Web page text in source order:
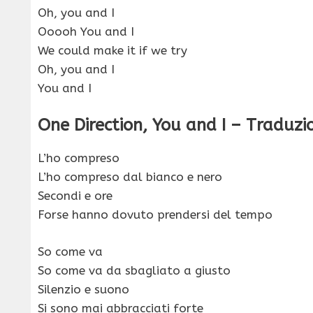
Oh, you and I
Ooooh You and I
We could make it if we try
Oh, you and I
You and I
One Direction, You and I –
L’ho compreso
L’ho compreso dal bianco e nero
Secondi e ore
Forse hanno dovuto prendersi del tempo
So come va
So come va da sbagliato a giusto
Silenzio e suono
Si sono mai abbracciati forte